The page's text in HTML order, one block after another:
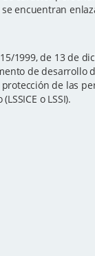
encuentran
1999, de 13 de
de desarrollo
de las
o LSSI).